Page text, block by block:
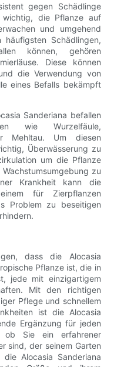
gegen Schädlinge
wichtig, die Pflanze auf
und umgehend
Schädlingen,
können, gehören
Diese können
die Verwendung von
eines Befalls bekämpft
Sanderiana befallen
wie Wurzelfäule,
Mehltau. Um diesen
Überwässerung zu
um die Pflanze
zu
Krankheit kann die
für Zierpflanzen
Problem zu beseitigen
dass die Alocasia
Pflanze ist, die in
jede mit einzigartigem
Mit den richtigen
Pflege und schnellem
ist die Alocasia
Ergänzung für jeden
ob Sie ein erfahrener
sind, der seinem Garten
Alocasia Sanderiana